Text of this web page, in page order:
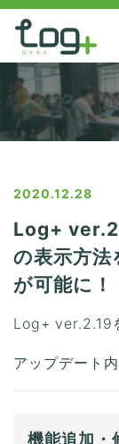
2020.12.28
Log+
の表示方法
が可能に！
Log+ ver.2.19
アップデート
機能追加・